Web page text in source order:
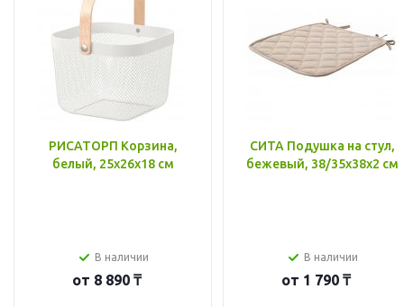
РИСАТОРП Корзина,
белый, 25x26x18 см
В наличии
от 8 890 ₸
СИТА Подушка на стул,
бежевый, 38/35x38x2 см
В наличии
от 1 790 ₸